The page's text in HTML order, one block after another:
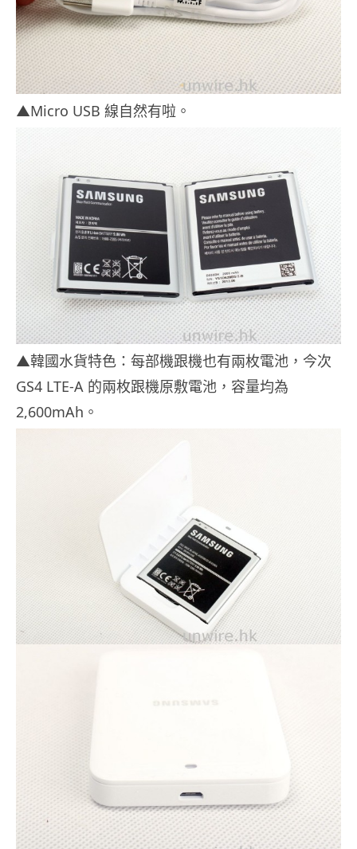
▲Micro USB 線自然有啦。
▲韓國水貨特色：每部機跟機也有兩枚電池，今次
GS4 LTE-A 的兩枚跟機原敷電池，容量均為
2,600mAh。